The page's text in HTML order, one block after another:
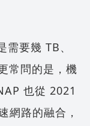
要幾 TB、
常問的是，機
也從 2021
網路的融合，